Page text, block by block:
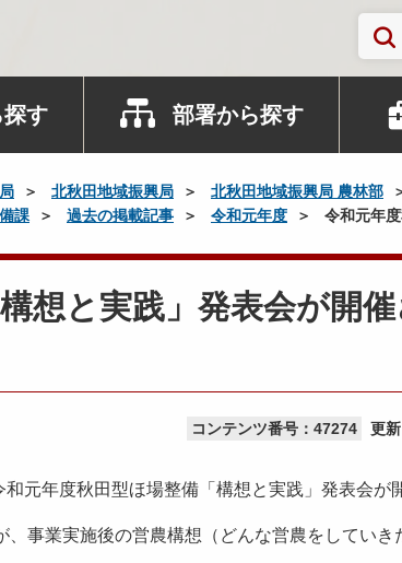
探す 部署から探す
北秋田地域振興局 北秋田地域振興局 農林部
課
過去の掲載記事 令和元年度 令和元年
想と実践」発表会が開
コンテンツ番号：47274 更新
元年度秋田型ほ場整備「構想と実践」発表会が
事業実施後の営農構想（どんな営農をしていき